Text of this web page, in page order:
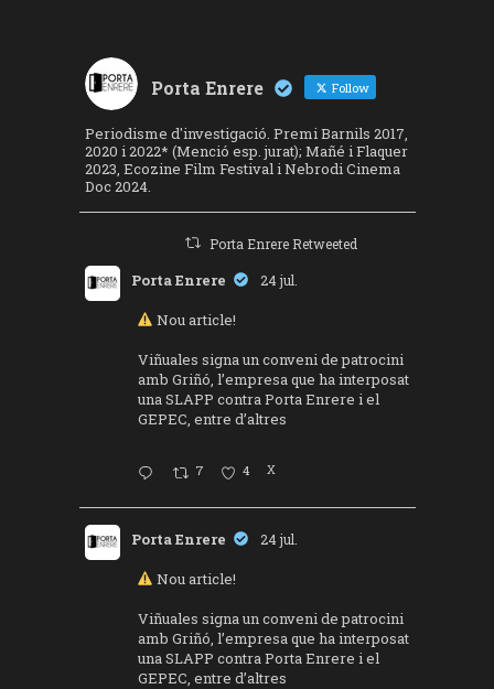
Porta Enrere Follow
Periodisme d'investigació. Premi Barnils 2017,
2020 i 2022* (Menció esp. jurat); Mañé i Flaquer
2023, Ecozine Film Festival i Nebrodi Cinema
Doc 2024.
Porta Enrere Retweeted
Porta Enrere 24 jul.
Nou article!
Viñuales signa un conveni de patrocini
amb Griñó, l’empresa que ha interposat
una SLAPP contra Porta Enrere i el
GEPEC, entre d’altres
7 4 X
Porta Enrere 24 jul.
Nou article!
Viñuales signa un conveni de patrocini
amb Griñó, l’empresa que ha interposat
una SLAPP contra Porta Enrere i el
GEPEC, entre d’altres